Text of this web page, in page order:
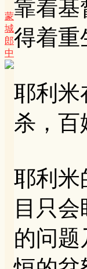
蒙
城
郎
中
靠着基
得着重
耶利米
杀，百
耶利米
目只
的问题